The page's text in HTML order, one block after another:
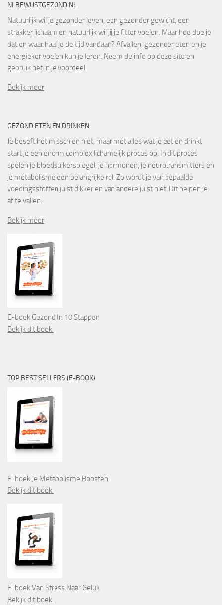
NLBEWUSTGEZOND.NL
Natuurlijk wil je gezonder leven, een gezonder gewicht, een
strakker lichaam en natuurlijk wil jij je fitter voelen. Maar hoe doe je
dat en waar haal je de tijd vandaan? Afvallen, gezonder eten en je
energieker voelen kun je leren. Neem de info op deze site en
gebruik het in je voordeel.
Bekijk meer
GEZOND ETEN EN DRINKEN
Je beseft het misschien niet, maar met alles wat je eet en drinkt
start je een enorm complex lichamelijk proces op. In dit proces
spelen je bloedsuikerspiegel, je hormonen, je neurotransmitters en
je metabolisme een belangrijke rol. Zo wordt je van bepaalde
voedingsstoffen juist dikker en van andere juist niet. Dit helpen je
af te vallen.
Bekijk meer
E-boek Gezond In 10 Stappen
Bekijk dit boek
TOP BEST SELLERS (E-BOOK)
E-boek Je Metabolisme Boosten
Bekijk dit boek
E-boek Van Stress Naar Geluk
Bekijk dit boek